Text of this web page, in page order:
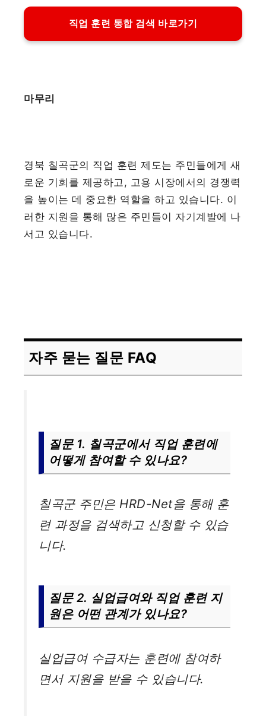
직업 훈련 통합 검색 바로가기
마무리
경북 칠곡군의 직업 훈련 제도는 주민들에게 새
로운 기회를 제공하고, 고용 시장에서의 경쟁력
을 높이는 데 중요한 역할을 하고 있습니다. 이
러한 지원을 통해 많은 주민들이 자기계발에 나
서고 있습니다.
자주 묻는 질문 FAQ
질문 1. 칠곡군에서 직업 훈련에
어떻게 참여할 수 있나요?
칠곡군 주민은 HRD-Net을 통해 훈
련 과정을 검색하고 신청할 수 있습
니다.
질문 2. 실업급여와 직업 훈련 지
원은 어떤 관계가 있나요?
실업급여 수급자는 훈련에 참여하
면서 지원을 받을 수 있습니다.